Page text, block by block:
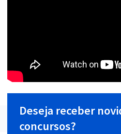
Deseja receber
concursos?